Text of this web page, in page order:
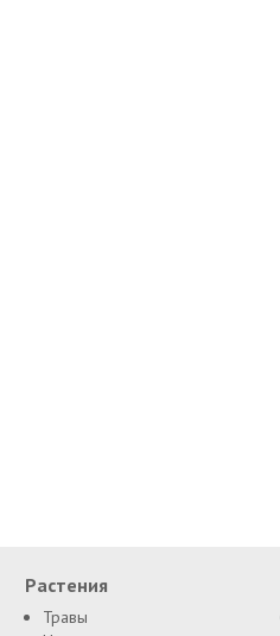
Растения
Травы